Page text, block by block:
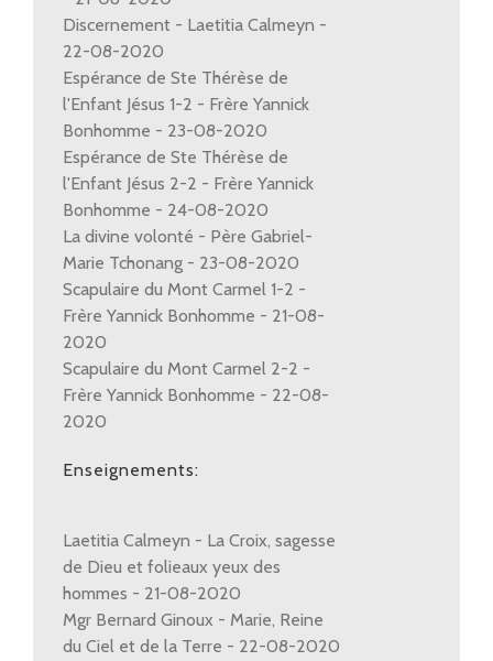
Discernement - Laetitia Calmeyn -
22-08-2020
Espérance de Ste Thérèse de
l'Enfant Jésus 1-2 - Frère Yannick
Bonhomme - 23-08-2020
Espérance de Ste Thérèse de
l'Enfant Jésus 2-2 - Frère Yannick
Bonhomme - 24-08-2020
La divine volonté - Père Gabriel-
Marie Tchonang - 23-08-2020
Scapulaire du Mont Carmel 1-2 -
Frère Yannick Bonhomme - 21-08-
2020
Scapulaire du Mont Carmel 2-2 -
Frère Yannick Bonhomme - 22-08-
2020
Enseignements:
Laetitia Calmeyn - La Croix, sagesse
de Dieu et folieaux yeux des
hommes - 21-08-2020
Mgr Bernard Ginoux - Marie, Reine
du Ciel et de la Terre - 22-08-2020